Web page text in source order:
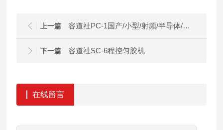
上一篇 容道社PC-1国产/小型/射频/半导体/实验室/真空等离子清洗机
下一篇 容道社SC-6程控匀胶机
在线留言